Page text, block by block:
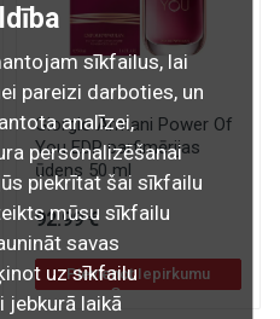
Giorgio Armani Power Of
You EDP parfimērijas
ūdens 50 ml
92.99 €
Pievienot Iepirkumu
Grozam
sīkfailus, lai
pareizi darboties, un
analīzei,
personalizēšanai
piekrītat šai sīkfailu
mūsu sīkfailu
savas
uz sīkfailu
jebkurā laikā